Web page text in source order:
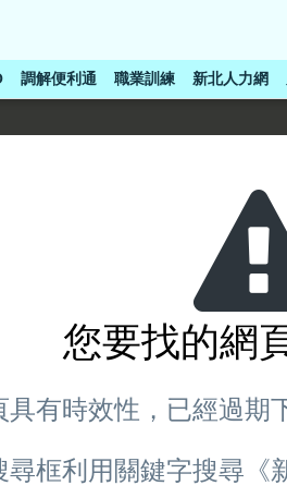
調解便利通 職業訓練 新北人力網
您要找的網
有時效性，已經過期
框利用關鍵字搜尋